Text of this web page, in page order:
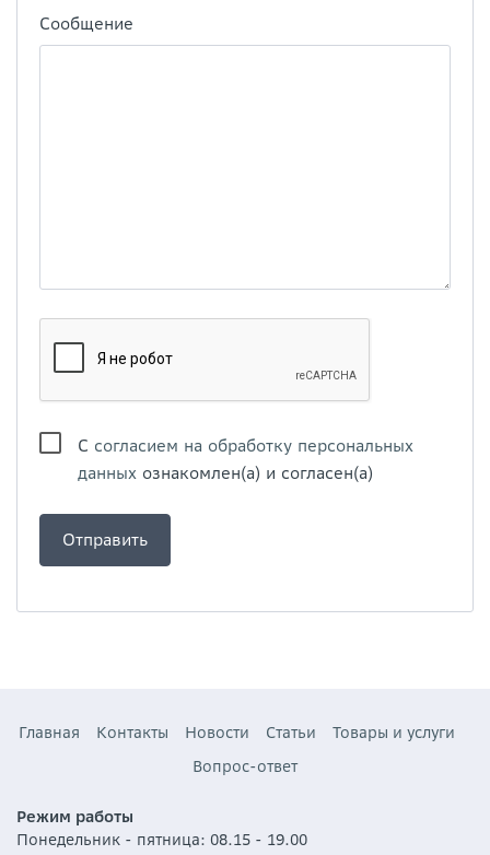
Сообщение
С согласием на обработку персональных
данных ознакомлен(а) и согласен(а)
Главная Контакты Новости Статьи
Товары и услуги
Вопрос-ответ
Режим работы
Понедельник - пятница: 08.15 - 19.00